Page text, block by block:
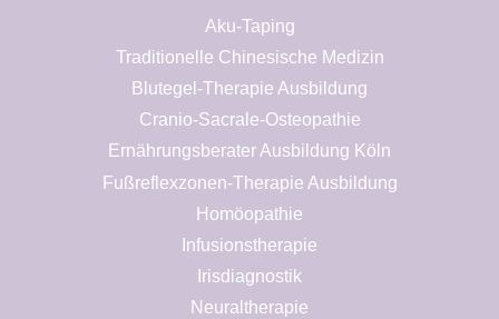
Aku-Taping
Traditionelle Chinesische Medizin
Blutegel-Therapie Ausbildung
Cranio-Sacrale-Osteopathie
Ernährungsberater Ausbildung Köln
Fußreflexzonen-Therapie Ausbildung
Homöopathie
Infusionstherapie
Irisdiagnostik
Neuraltherapie